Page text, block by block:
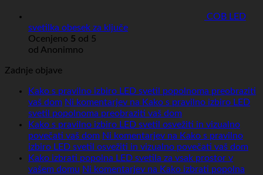
COB LED
svetilka obesek za ključe
Ocenjeno 5 od 5
od Anonimno
Zadnje objave
Kako s pravilno izbiro LED svetil popolnoma preobraziti
vaš dom Ni komentarjev na Kako s pravilno izbiro LED
svetil popolnoma preobraziti vaš dom
Kako s pravilno izbiro LED svetil osvežiti in vizualno
povečati vaš dom Ni komentarjev na Kako s pravilno
izbiro LED svetil osvežiti in vizualno povečati vaš dom
Kako izbrati popolna LED svetila za vsak prostor v
vašem domu Ni komentarjev na Kako izbrati popolna